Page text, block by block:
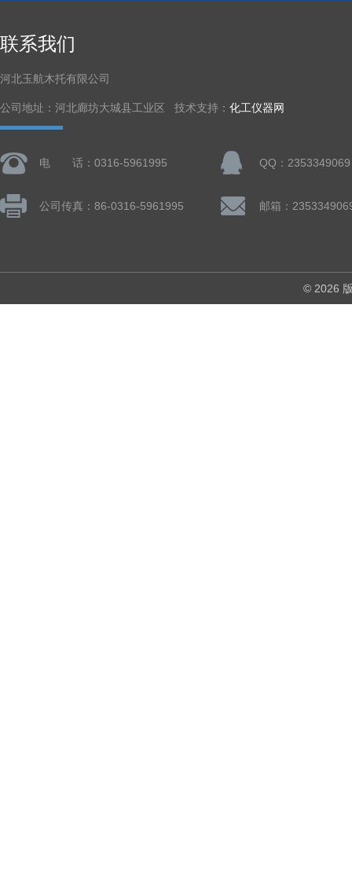
联系我们
河北玉航木托有限公司
公司地址：河北廊坊大城县工业区 技术支持： 化工仪器网
电 话：0316-5961995 QQ：2353349069
公司传真：86-0316-5961995 邮箱：
© 2026